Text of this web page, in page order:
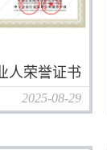
人荣誉证书
2025-08-29